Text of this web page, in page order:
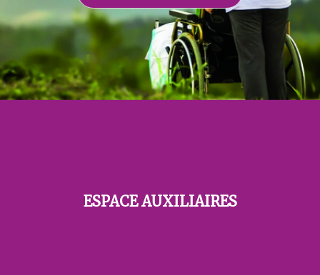
ESPACE AUXILIAIRES